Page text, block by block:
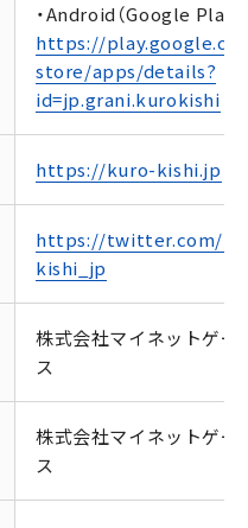
・Android（Google Play）
https://
store/apps/details?
id=jp.grani.kurokishi
https://kuro-kishi.jp
https://twitter.com/
kishi_jp
株式会社マイネットゲー
ス
株式会社マイネットゲー
ス